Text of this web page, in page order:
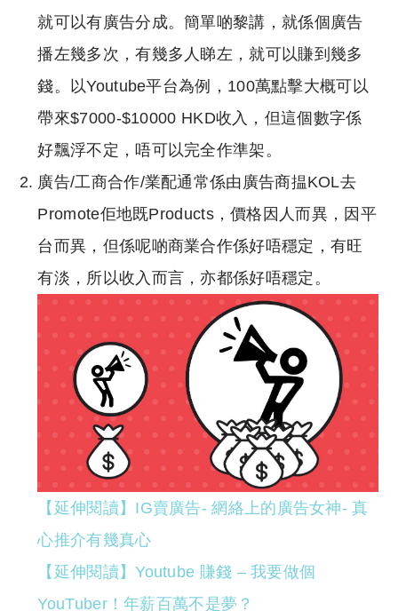
就可以有廣告分成。簡單啲黎講，就係個廣告
播左幾多次，有幾多人睇左，就可以賺到幾多
錢。以Youtube平台為例，100萬點擊大概可以
帶來$7000-$10000 HKD收入，但這個數字係
好飄浮不定，唔可以完全作準架。
廣告/工商合作/業配通常係由廣告商揾KOL去
Promote佢地既Products，價格因人而異，因平
台而異，但係呢啲商業合作係好唔穩定，有旺
有淡，所以收入而言，亦都係好唔穩定。
【延伸閱讀】IG賣廣告- 網絡上的廣告女神- 真
心推介有幾真心
【延伸閱讀】Youtube 賺錢 – 我要做個
YouTuber！年薪百萬不是夢？